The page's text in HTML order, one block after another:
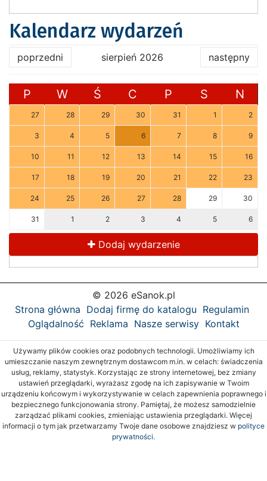
Kalendarz wydarzeń
poprzedni sierpień 2026 następny
P W Ś C P S N
27 28 29 30 31 1 2
3 4 5 6 7 8 9
10 11 12 13 14 15 16
17 18 19 20 21 22 23
24 25 26 27 28 29 30
31 1 2 3 4 5 6
Dodaj wydarzenie
© 2026 eSanok.pl
Strona główna Dodaj firmę do katalogu Regulamin
Oglądalność Reklama Nasze serwisy Kontakt
Używamy plików cookies oraz podobnych technologii. Umożliwiamy ich
umieszczanie naszym zewnętrznym dostawcom m.in. w celach: świadczenia
usług, reklamy, statystyk. Korzystając ze strony internetowej, bez zmiany
ustawień przeglądarki, wyrażasz zgodę na ich zapisywanie w Twoim
urządzeniu końcowym i wykorzystywanie w celach zapewnienia poprawnego i
bezpiecznego funkcjonowania strony. Pamiętaj, że możesz samodzielnie
zarządzać plikami cookies, zmieniając ustawienia przeglądarki. Więcej
informacji o tym jak przetwarzamy Twoje dane osobowe znajdziesz w polityce
prywatności.